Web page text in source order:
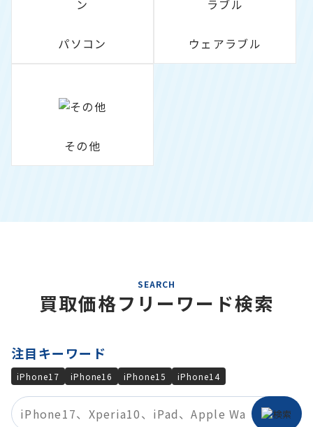
パソコン ウェアラブル
その他
SEARCH
買取価格フリーワード検索
注目キーワード
iPhone17 iPhone16 iPhone15 iPhone14